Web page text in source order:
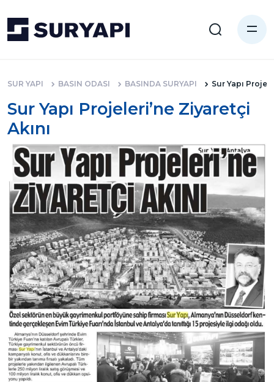
SUR YAPI BASIN ODASI BASINDA SURYAPI Sur Yapı
Sur Yapı Projeleri’ne Ziyaretçi
Akını